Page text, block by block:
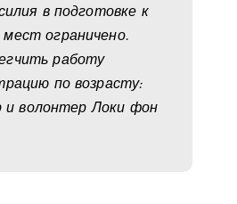
в подготовке к
ограничено.
работу
по возрасту:
и волонтер Локи фон